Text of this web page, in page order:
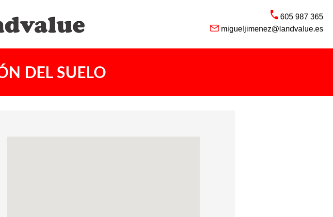
605 987 365
migueljimenez@landvalue.es
DEL SUELO